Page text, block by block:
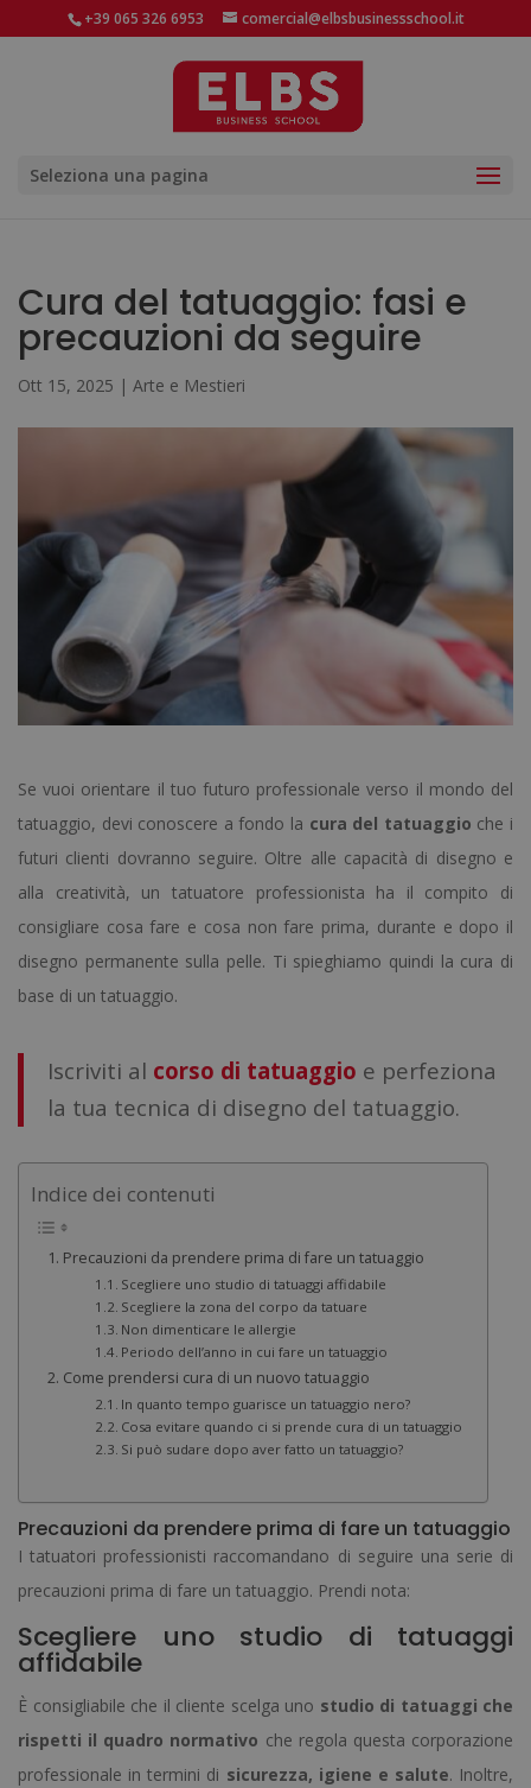
+39 065 326 6953 comercial@elbsbusinessschool.it
Seleziona una pagina
Cura del tatuaggio: fasi e
precauzioni da seguire
Ott 15, 2025 | Arte e Mestieri
Se vuoi orientare il tuo futuro professionale verso il mondo del
tatuaggio, devi conoscere a fondo la cura del tatuaggio che i
futuri clienti dovranno seguire. Oltre alle capacità di disegno e
alla creatività, un tatuatore professionista ha il compito di
consigliare cosa fare e cosa non fare prima, durante e dopo il
disegno permanente sulla pelle. Ti spieghiamo quindi la cura di
base di un tatuaggio.
Iscriviti al corso di tatuaggio e perfeziona
la tua tecnica di disegno del tatuaggio.
Indice dei contenuti
Precauzioni da prendere prima di fare un tatuaggio
Scegliere uno studio di tatuaggi affidabile
Scegliere la zona del corpo da tatuare
Non dimenticare le allergie
Periodo dell’anno in cui fare un tatuaggio
Come prendersi cura di un nuovo tatuaggio
In quanto tempo guarisce un tatuaggio nero?
Cosa evitare quando ci si prende cura di un tatuaggio
Si può sudare dopo aver fatto un tatuaggio?
Precauzioni da prendere prima di fare un tatuaggio
I tatuatori professionisti raccomandano di seguire una serie di
precauzioni prima di fare un tatuaggio. Prendi nota:
Scegliere uno studio di tatuaggi
affidabile
È consigliabile che il cliente scelga uno studio di tatuaggi che
rispetti il quadro normativo che regola questa corporazione
professionale in termini di sicurezza, igiene e salute. Inoltre,